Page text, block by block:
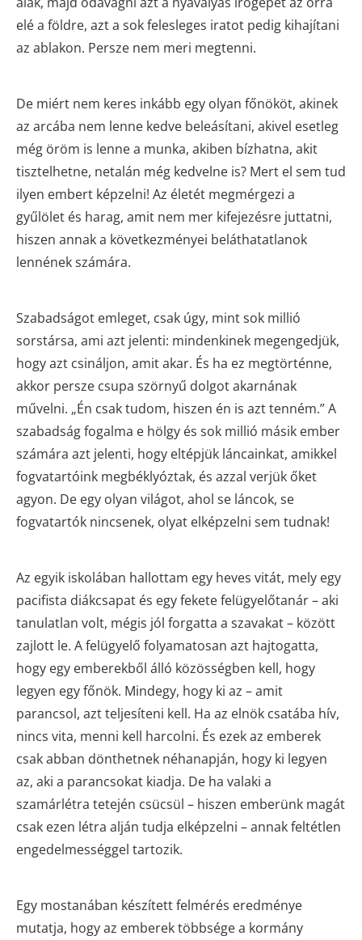
elé a földre, azt a sok felesleges iratot pedig kihajítani
az ablakon. Persze nem meri megtenni.
De miért nem keres inkább egy olyan főnököt, akinek
az arcába nem lenne kedve beleásítani, akivel esetleg
még öröm is lenne a munka, akiben bízhatna, akit
tisztelhetne, netalán még kedvelne is? Mert el sem tud
ilyen embert képzelni! Az életét megmérgezi a
gyűlölet és harag, amit nem mer kifejezésre juttatni,
hiszen annak a következményei beláthatatlanok
lennének számára.
Szabadságot emleget, csak úgy, mint sok millió
sorstársa, ami azt jelenti: mindenkinek megengedjük,
hogy azt csináljon, amit akar. És ha ez megtörténne,
akkor persze csupa szörnyű dolgot akarnának
művelni. „Én csak tudom, hiszen én is azt tenném.” A
szabadság fogalma e hölgy és sok millió másik ember
számára azt jelenti, hogy eltépjük láncainkat, amikkel
fogvatartóink megbéklyóztak, és azzal verjük őket
agyon. De egy olyan világot, ahol se láncok, se
fogvatartók nincsenek, olyat elképzelni sem tudnak!
Az egyik iskolában hallottam egy heves vitát, mely egy
pacifista diákcsapat és egy fekete felügyelőtanár – aki
tanulatlan volt, mégis jól forgatta a szavakat – között
zajlott le. A felügyelő folyamatosan azt hajtogatta,
hogy egy emberekből álló közösségben kell, hogy
legyen egy főnök. Mindegy, hogy ki az – amit
parancsol, azt teljesíteni kell. Ha az elnök csatába hív,
nincs vita, menni kell harcolni. És ezek az emberek
csak abban dönthetnek néhanapján, hogy ki legyen
az, aki a parancsokat kiadja. De ha valaki a
szamárlétra tetején csücsül – hiszen emberünk magát
csak ezen létra alján tudja elképzelni – annak feltétlen
engedelmességgel tartozik.
Egy mostanában készített felmérés eredménye
mutatja, hogy az emberek többsége a kormány